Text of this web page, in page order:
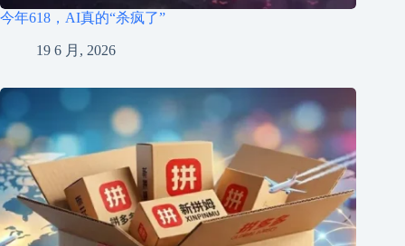
今年618，AI真的“杀疯了”
19 6 月, 2026